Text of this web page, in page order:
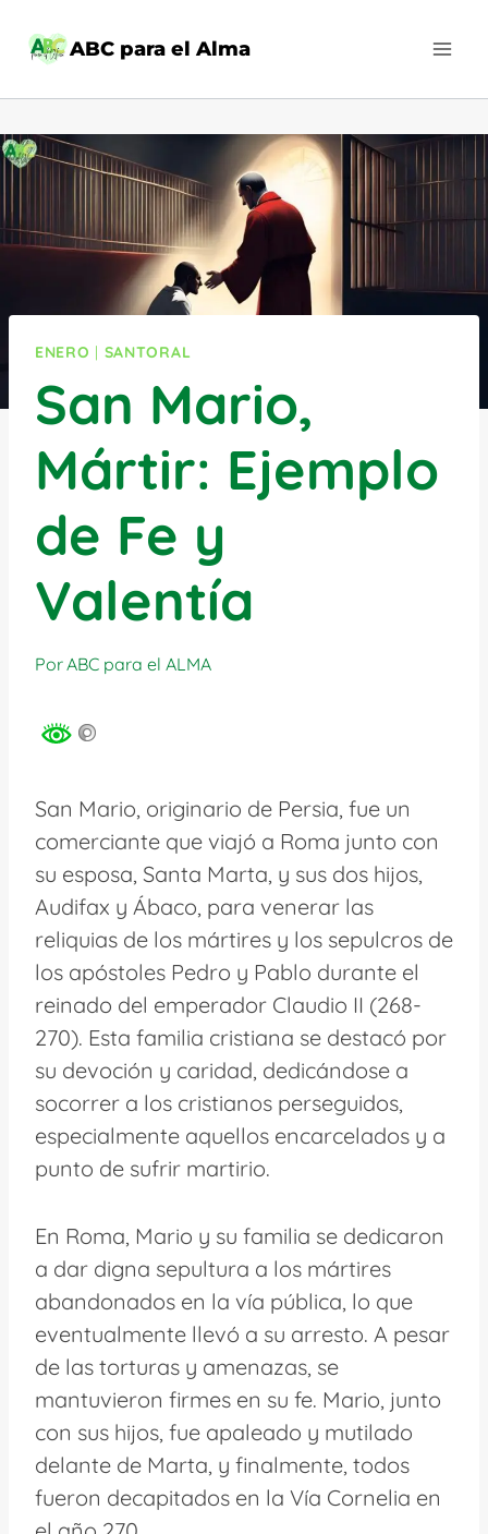
ABC para el Alma
ENERO | SANTORAL
San Mario,
Mártir: Ejemplo
de Fe y
Valentía
PorABC para el ALMA
San Mario, originario de Persia, fue un
comerciante que viajó a Roma junto con
su esposa, Santa Marta, y sus dos hijos,
Audifax y Ábaco, para venerar las
reliquias de los mártires y los sepulcros de
los apóstoles Pedro y Pablo durante el
reinado del emperador Claudio II (268-
270). Esta familia cristiana se destacó por
su devoción y caridad, dedicándose a
socorrer a los cristianos perseguidos,
especialmente aquellos encarcelados y a
punto de sufrir martirio.
En Roma, Mario y su familia se dedicaron
a dar digna sepultura a los mártires
abandonados en la vía pública, lo que
eventualmente llevó a su arresto. A pesar
de las torturas y amenazas, se
mantuvieron firmes en su fe. Mario, junto
con sus hijos, fue apaleado y mutilado
delante de Marta, y finalmente, todos
fueron decapitados en la Vía Cornelia en